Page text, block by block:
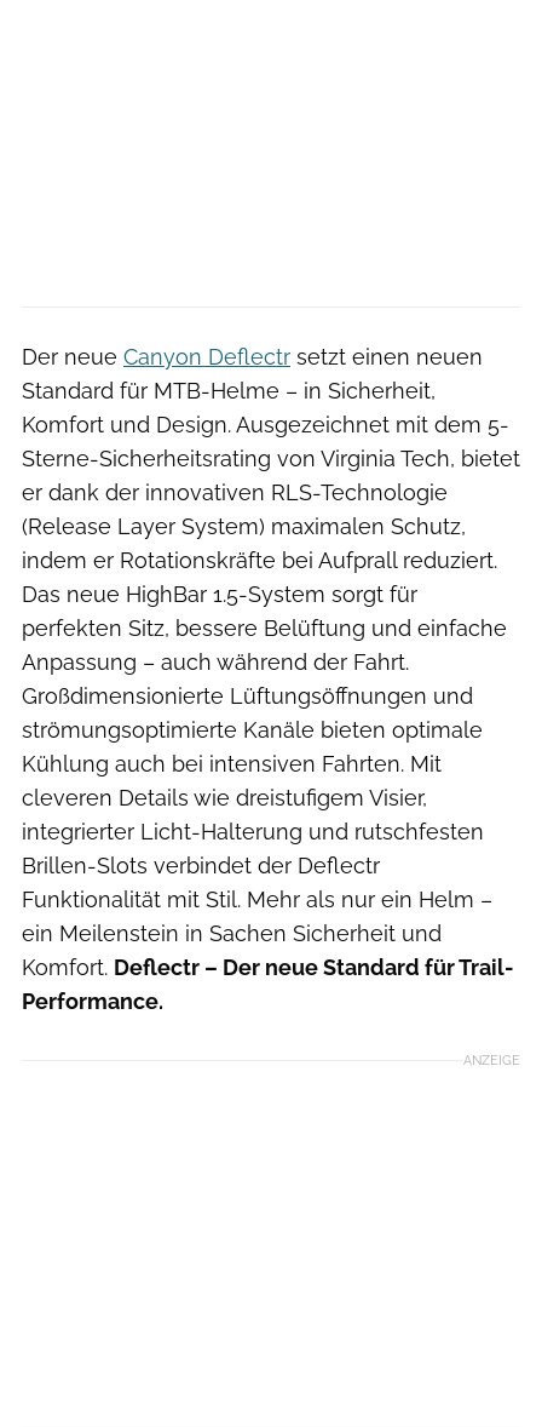
Der neue Canyon Deflectr setzt einen neuen
Standard für MTB-Helme – in Sicherheit,
Komfort und Design. Ausgezeichnet mit dem 5-
Sterne-Sicherheitsrating von Virginia Tech, bietet
er dank der innovativen RLS-Technologie
(Release Layer System) maximalen Schutz,
indem er Rotationskräfte bei Aufprall reduziert.
Das neue HighBar 1.5-System sorgt für
perfekten Sitz, bessere Belüftung und einfache
Anpassung – auch während der Fahrt.
Großdimensionierte Lüftungsöffnungen und
strömungsoptimierte Kanäle bieten optimale
Kühlung auch bei intensiven Fahrten. Mit
cleveren Details wie dreistufigem Visier,
integrierter Licht-Halterung und rutschfesten
Brillen-Slots verbindet der Deflectr
Funktionalität mit Stil. Mehr als nur ein Helm –
ein Meilenstein in Sachen Sicherheit und
Komfort. Deflectr – Der neue Standard für Trail-
Performance.
ANZEIGE